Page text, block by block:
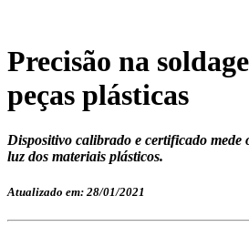
Precisão na
peças plásticas
Dispositivo calibrado e certificado mede
luz dos materiais plásticos.
Atualizado em: 28/01/2021